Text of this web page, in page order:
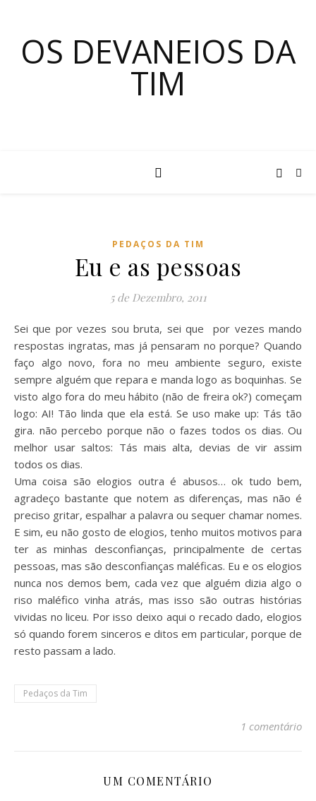
OS DEVANEIOS DA
TIM
PEDAÇOS DA TIM
Eu e as pessoas
5 de Dezembro, 2011
Sei que por vezes sou bruta, sei que por vezes mando
respostas ingratas, mas já pensaram no porque? Quando
faço algo novo, fora no meu ambiente seguro, existe
sempre alguém que repara e manda logo as boquinhas. Se
visto algo fora do meu hábito (não de freira ok?) começam
logo: AI! Tão linda que ela está. Se uso make up: Tás tão
gira. não percebo porque não o fazes todos os dias. Ou
melhor usar saltos: Tás mais alta, devias de vir assim
todos os dias.
Uma coisa são elogios outra é abusos… ok tudo bem,
agradeço bastante que notem as diferenças, mas não é
preciso gritar, espalhar a palavra ou sequer chamar nomes.
E sim, eu não gosto de elogios, tenho muitos motivos para
ter as minhas desconfianças, principalmente de certas
pessoas, mas são desconfianças maléficas. Eu e os elogios
nunca nos demos bem, cada vez que alguém dizia algo o
riso maléfico vinha atrás, mas isso são outras histórias
vividas no liceu. Por isso deixo aqui o recado dado, elogios
só quando forem sinceros e ditos em particular, porque de
resto passam a lado.
Pedaços da Tim
1 comentário
UM COMENTÁRIO